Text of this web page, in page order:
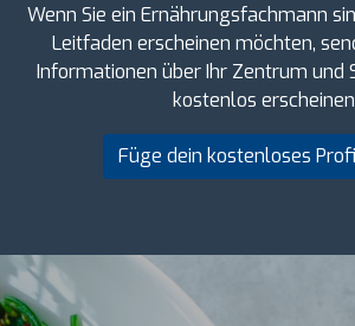
Wenn Sie ein Ernährungsfachmann
Leitfaden erscheinen möchten,
Informationen über Ihr Zentrum und
kostenlos
Füge dein kostenloses